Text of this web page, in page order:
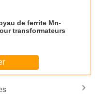
de ferrite Mn-
transformateurs